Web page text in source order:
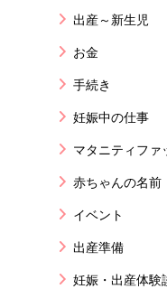
出産～新生児
お金
手続き
妊娠中の仕事
マタニティファ
赤ちゃんの名前
イベント
出産準備
妊娠・出産体験